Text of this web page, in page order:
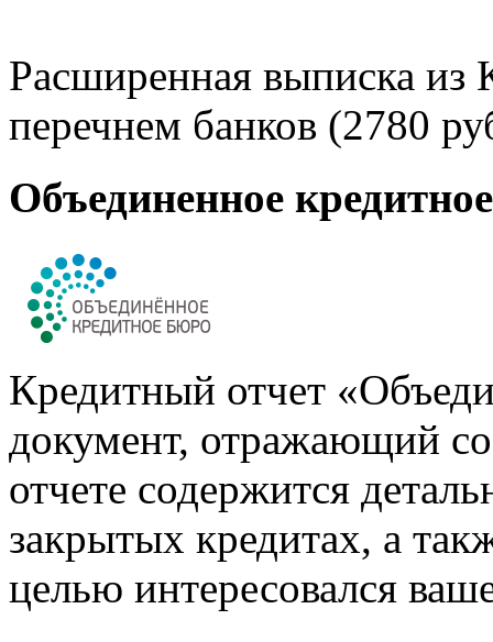
Расширенная выписка из
перечнем банков (2780
Объединенное
Кредитный отчет
документ, отражающий
отчете содержится
закрытых кредитах, а
целью интересовался